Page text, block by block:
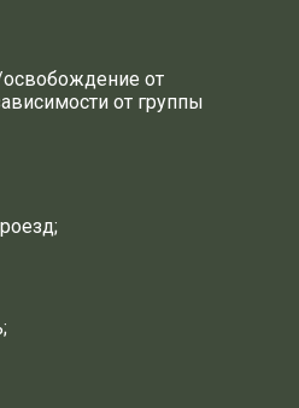
от
от группы